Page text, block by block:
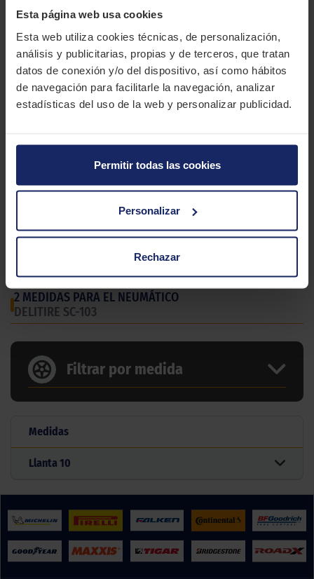
Esta página web usa cookies
Esta web utiliza cookies técnicas, de personalización,
análisis y publicitarias, propias y de terceros, que tratan
datos de conexión y/o del dispositivo, así como hábitos
de navegación para facilitarle la navegación, analizar
estadísticas del uso de la web y personalizar publicidad.
Permitir todas las cookies
Personalizar
Rechazar
cuenta con grandes tacos rectangulares estratégicamente
dispuestos a lo largo de la banda de rodadura, ofreciendo un
agarre excepcional en todo momento. Diseñado como parte de
la prestigiosa gama "Road Scooter" el SC-103 es la elección
definitiva para aquellos que buscan la combinación perfecta
de rendimiento y seguridad en la goma. ¡Domina las calles con
el Deli Tire SC-103!
Sc 103
Gama
Scooter
Urbano
2 MEDIDAS PARA EL NEUMÁTICO
DELITIRE SC-103
Filtrar por medida
Medidas
Llanta10